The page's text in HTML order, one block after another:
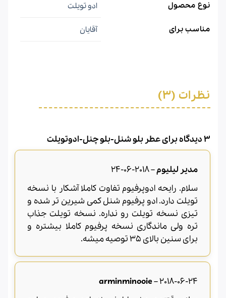
نوع محصول ادو تویلت
مناسب برای آقایان
نظرات (3)
3 دیدگاه برای عطر بلو شنل-بلو چنل-ادوتویلت
مدیر لیلیوم–
2018-06-24
سلام. رایحه ادوپرفیوم تفاوت کاملا آشکار با نسخه
تویلت دارد. ادو پرفیوم شنل کمی شیرین تر شده و
تیزی نسخه تویلت رو نداره. نسخه تویلت جذاب
تره ولی ماندگاری نسخه پرفیوم کاملا بیشتره و
برای سنین بالای ۳۵ توصیه میشه.
arminminooie–2018-06-24